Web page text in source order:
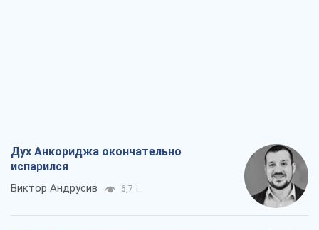
Дух Анкориджа окончательно
испарился
Виктор Андрусив 6,7 т.